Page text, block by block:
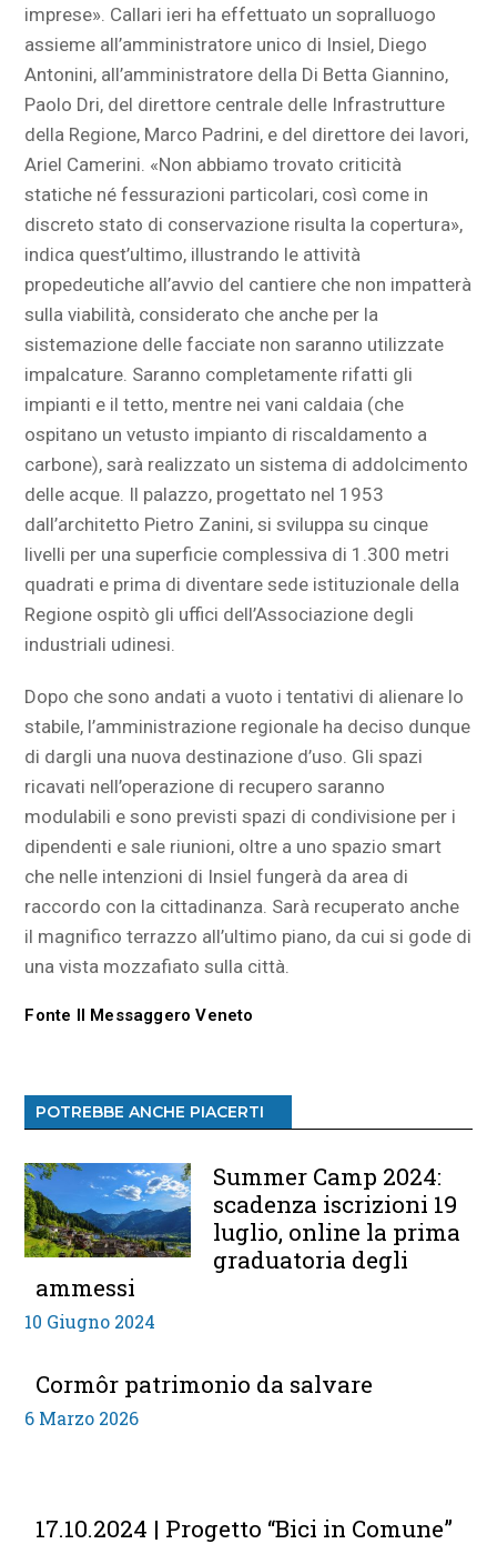
imprese». Callari ieri ha effettuato un sopralluogo
assieme all’amministratore unico di Insiel, Diego
Antonini, all’amministratore della Di Betta Giannino,
Paolo Dri, del direttore centrale delle Infrastrutture
della Regione, Marco Padrini, e del direttore dei lavori,
Ariel Camerini. «Non abbiamo trovato criticità
statiche né fessurazioni particolari, così come in
discreto stato di conservazione risulta la copertura»,
indica quest’ultimo, illustrando le attività
propedeutiche all’avvio del cantiere che non impatterà
sulla viabilità, considerato che anche per la
sistemazione delle facciate non saranno utilizzate
impalcature. Saranno completamente rifatti gli
impianti e il tetto, mentre nei vani caldaia (che
ospitano un vetusto impianto di riscaldamento a
carbone), sarà realizzato un sistema di addolcimento
delle acque. Il palazzo, progettato nel 1953
dall’architetto Pietro Zanini, si sviluppa su cinque
livelli per una superficie complessiva di 1.300 metri
quadrati e prima di diventare sede istituzionale della
Regione ospitò gli uffici dell’Associazione degli
industriali udinesi.
Dopo che sono andati a vuoto i tentativi di alienare lo
stabile, l’amministrazione regionale ha deciso dunque
di dargli una nuova destinazione d’uso. Gli spazi
ricavati nell’operazione di recupero saranno
modulabili e sono previsti spazi di condivisione per i
dipendenti e sale riunioni, oltre a uno spazio smart
che nelle intenzioni di Insiel fungerà da area di
raccordo con la cittadinanza. Sarà recuperato anche
il magnifico terrazzo all’ultimo piano, da cui si gode di
una vista mozzafiato sulla città.
Fonte Il Messaggero Veneto
POTREBBE ANCHE PIACERTI
Summer Camp 2024:
scadenza iscrizioni 19
luglio, online la prima
graduatoria degli
ammessi
10 Giugno 2024
Cormôr patrimonio da salvare
6 Marzo 2026
17.10.2024 | Progetto “Bici in Comune”